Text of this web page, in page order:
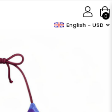
English - USD
0